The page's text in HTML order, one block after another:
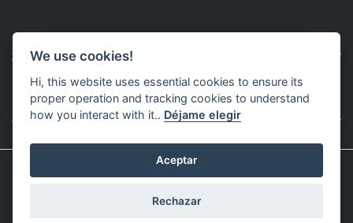
Sobre Nosotros
Contacto
© 2025 CasaSmart.uy. Todos Los Derechos Reservados.
Sitio Web Realizado Por Hashtag.
We use cookies!
Hi, this website uses essential cookies to ensure its
proper operation and tracking cookies to understand
how you interact with it.. Déjame elegir
Aceptar
Rechazar